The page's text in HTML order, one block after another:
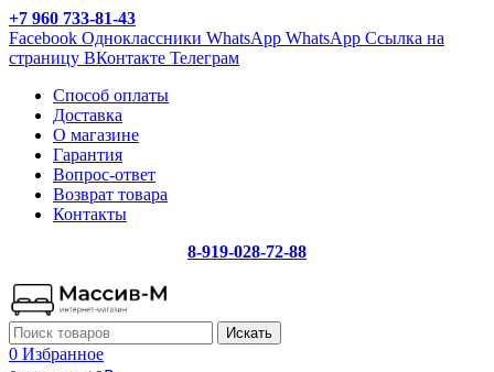
+7 960 733-81-43
Facebook Одноклассники WhatsApp WhatsApp Ссылка на
страницу ВКонтакте Телеграм
Способ оплаты
Доставка
О магазине
Гарантия
Вопрос-ответ
Возврат товара
Контакты
8-919-028-72-88
Искать
0 Избранное